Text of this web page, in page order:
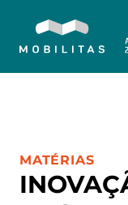
CATEGORIA:
MATÉRIAS